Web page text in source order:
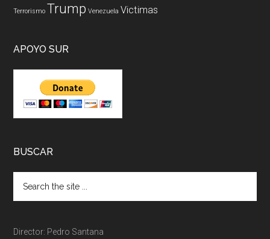
Terrorismo Trump Venezuela Victimas
APOYO SUR
BUSCAR
Director: Pedro Santana